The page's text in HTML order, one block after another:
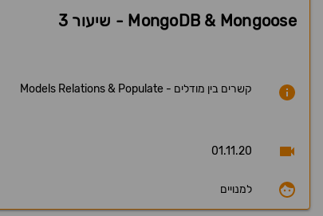
MongoDB & Mongoose - שיעור 3
קשרים בין מודלים - Models Relations & Populate
01.11.20
למנויים